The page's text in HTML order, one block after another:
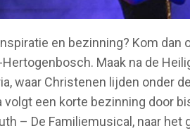
en bezinning? Kom dan
Hertogenbosch. Maak na de
waar Christenen lijden onder
volgt een korte bezinning door
– De Familiemusical, naar het